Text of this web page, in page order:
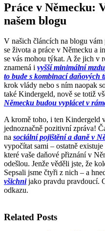
Práce v Německu:
našem blogu
V našich článcích na blogu
se života a práce v Německu a
se vás mohou týkat. A že jich v
znamená i vyšší minimální
to bude s kombinací daňových
krok vlády nebo s ním naopak
také Kindergeld, nově se totiž
Německu budou vyplácet v
A kromě toho, i ten Kindergeld
jednoznačně pozitivní zpráva!
na sociální pojištění a daně v
vypočítat sami – ostatně
které vaše daňové přiznání v
odešlou. Jenže věděli jste, že
Sepsali jsme čtyři z nich – a
všichnijako pravdu pravdoucí.
odkazu.
Related Posts